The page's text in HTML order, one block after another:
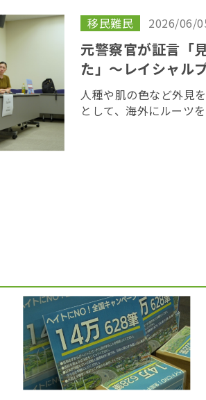
移民難民 2026/06/
元警察官が証言「
た」〜レイシャル
人種や肌の色など外見
として、海外にルーツ